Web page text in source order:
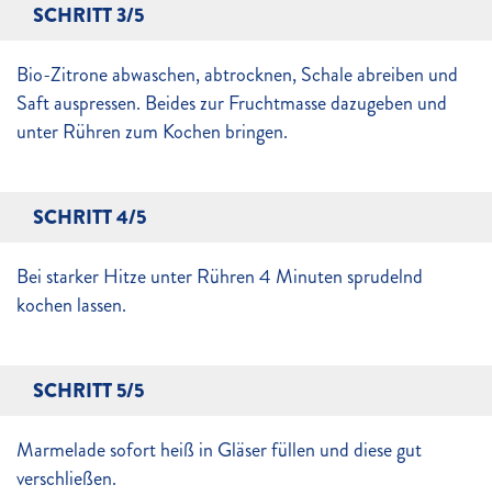
SCHRITT 3/5
Bio-Zitrone abwaschen, abtrocknen, Schale abreiben und
Saft auspressen. Beides zur Fruchtmasse dazugeben und
unter Rühren zum Kochen bringen.
SCHRITT 4/5
Bei starker Hitze unter Rühren 4 Minuten sprudelnd
kochen lassen.
SCHRITT 5/5
Marmelade sofort heiß in Gläser füllen und diese gut
verschließen.